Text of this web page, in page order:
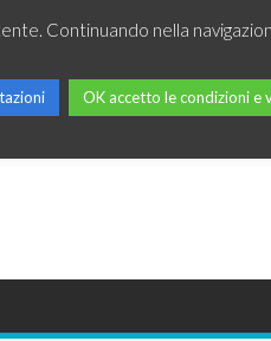
Continuando nella
OK accetto le condizioni e